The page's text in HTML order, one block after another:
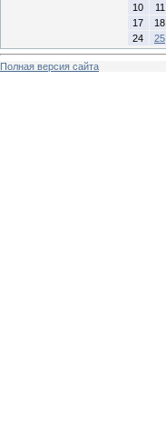
10
11
17
18
24
25
Полная версия сайта